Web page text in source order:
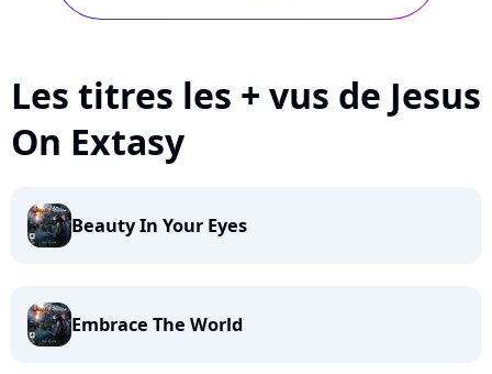
Les titres les + vus de Jesus
On Extasy
Beauty In Your Eyes
Embrace The World